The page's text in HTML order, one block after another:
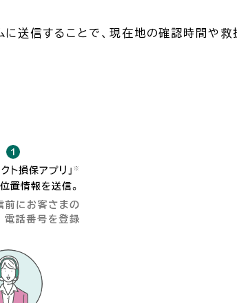
に送信することで、現在地の確認時間や救